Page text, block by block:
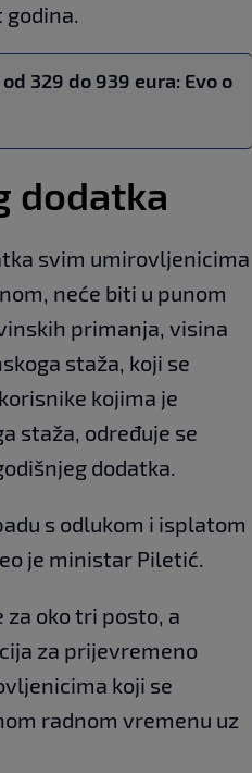
godina.
329 do 939 eura: Evo o
dodatka
svim umirovljenicima
neće biti u punom
primanja, visina
staža, koji se
kojima je
staža, određuje se
dodatka.
s odlukom i isplatom
je ministar Piletić.
za oko tri posto, a
za prijevremeno
koji se
radnom vremenu uz